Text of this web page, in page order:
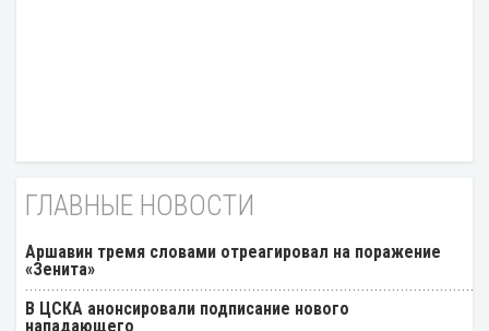
ГЛАВНЫЕ НОВОСТИ
Аршавин тремя словами отреагировал на поражение
«Зенита»
В ЦСКА анонсировали подписание нового
нападающего